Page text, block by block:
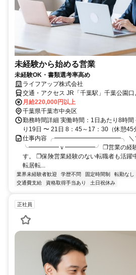
未経験から始める営業
未経験OK・書類選考率高め
ライフアップ株式会社
交通・アクセス JR「千葉駅」千葉公園
月給220,000円以上
千葉県千葉市中央区
勤務時間詳細 実働時間：1日あたり8時
り19日 〜 21日 8：45～17：30（休憩45
仕事内容 ╭━━━━━━━━━━━╮ ＼＼こ
╰━━━━━ｖ━━━━━╯ ❐営業の経験や
す。 ❐保険営業経験のない転職者も活躍
転居転...
業界未経験者歓迎 学歴不問 固定時間制 転勤なし
交通費支給
資格取得手当あり 土日祝休み
正社員